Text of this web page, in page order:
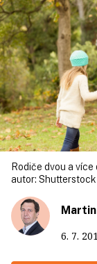
Rodiče dvou a
autor: Shutterstock
6. 7.